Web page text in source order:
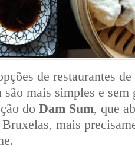
de restaurantes de
mais simples e sem
do Dam Sum, que
mais